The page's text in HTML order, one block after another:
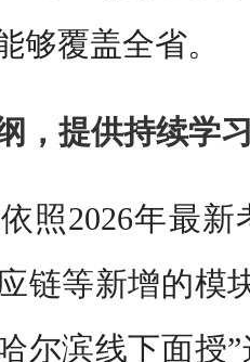
够覆盖全省。
，提供持续学
照2026年最
链等新增的模
尔滨线下面授